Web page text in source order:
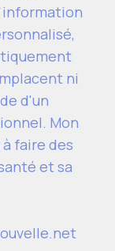
ni
d'un
Mon
faire des
et sa